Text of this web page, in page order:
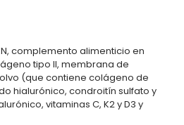
complemento alimenticio en
tipo II, membrana de
(que contiene colágeno de
hialurónico, condroitín sulfato y
vitaminas C, K2 y D3 y